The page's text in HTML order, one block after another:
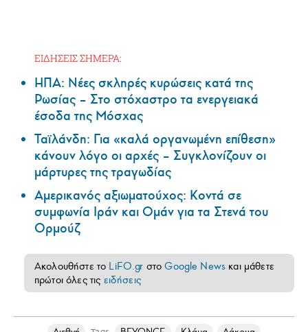
ΕΙΔΗΣΕΙΣ ΣΗΜΕΡΑ:
ΗΠΑ: Nέες σκληρές κυρώσεις κατά της
Ρωσίας – Στο στόχαστρο τα ενεργειακά
έσοδα της Μόσχας
Ταϊλάνδη: Για «καλά οργανωμένη επίθεση»
κάνουν λόγο οι αρχές – Συγκλονίζουν οι
μάρτυρες της τραγωδίας
Αμερικανός αξιωματούχος: Κοντά σε
συμφωνία Ιράν και Ομάν για τα Στενά του
Ορμούζ
Ακολουθήστε το LiFO.gr στοGoogle News και μάθετε
πρώτοι όλες τις ειδήσεις